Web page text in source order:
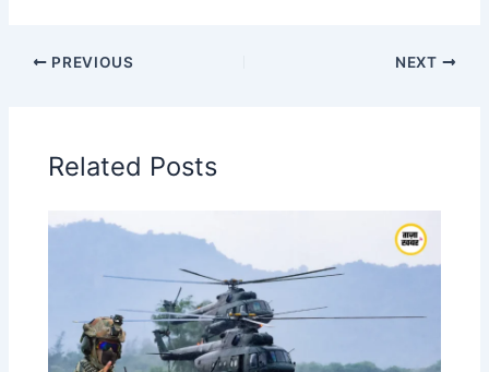
PREVIOUS NEXT
Related Posts